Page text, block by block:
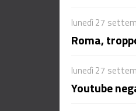
lunedì 27
Roma,
lunedì 27
Youtube